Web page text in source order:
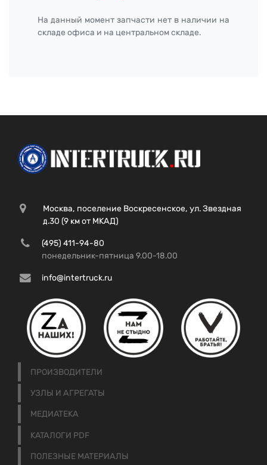
На данный момент запчасти нет в наличии на
складе офиса и на центральном складе.
Москва, поселение Воскресенское, ул. Звездная
д.30 (9 км от МКАД)
(495) 411-94-80
понедельник-пятница 9.00-18.00
info@intertruck.ru
ПРОИЗВОДИТЕЛИ
УЗЛЫ И АГРЕГАТЫ
МЕДИАТЕКА
КАТАЛОГИ PDF
ПОЛЕЗНЫЕ МАТЕРИАЛЫ